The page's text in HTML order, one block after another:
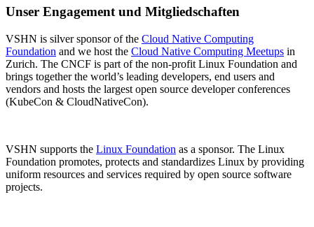
Unser Engagement und Mitgliedschaften
VSHN is silver sponsor of the Cloud Native Computing
Foundation and we host the Cloud Native Computing Meetups in
Zurich. The CNCF is part of the non-profit Linux Foundation and
brings together the world’s leading developers, end users and
vendors and hosts the largest open source developer conferences
(KubeCon & CloudNativeCon).
VSHN supports the Linux Foundation as a sponsor. The Linux
Foundation promotes, protects and standardizes Linux by providing
uniform resources and services required by open source software
projects.